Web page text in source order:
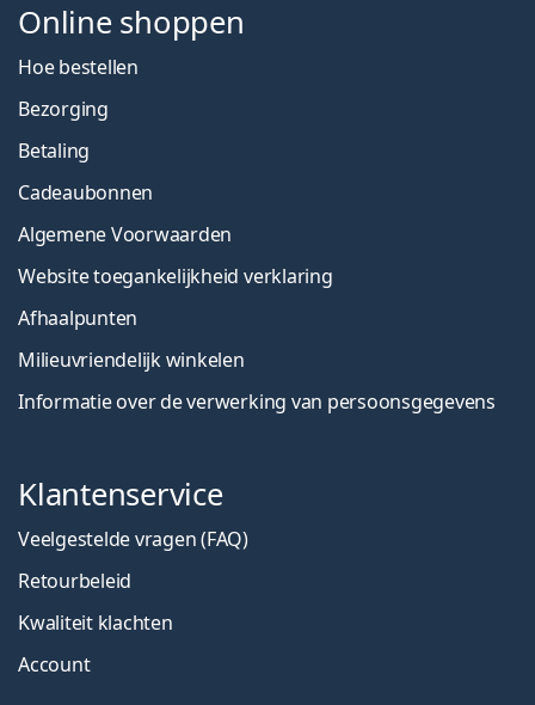
Online shoppen
Hoe bestellen
Bezorging
Betaling
Cadeaubonnen
Algemene Voorwaarden
Website toegankelijkheid verklaring
Afhaalpunten
Milieuvriendelijk winkelen
Informatie over de verwerking van persoonsgegevens
Klantenservice
Veelgestelde vragen (FAQ)
Retourbeleid
Kwaliteit klachten
Account